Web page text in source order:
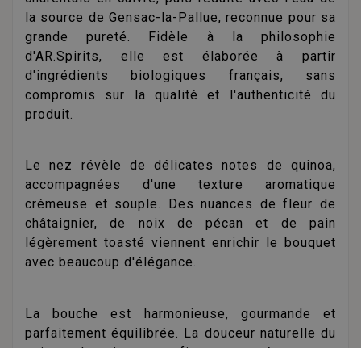
la source de Gensac-la-Pallue, reconnue pour sa
grande pureté. Fidèle à la philosophie
d'AR.Spirits, elle est élaborée à partir
d'ingrédients biologiques français, sans
compromis sur la qualité et l'authenticité du
produit.
Le nez révèle de délicates notes de quinoa,
accompagnées d'une texture aromatique
crémeuse et souple. Des nuances de fleur de
châtaignier, de noix de pécan et de pain
légèrement toasté viennent enrichir le bouquet
avec beaucoup d'élégance.
La bouche est harmonieuse, gourmande et
parfaitement équilibrée. La douceur naturelle du